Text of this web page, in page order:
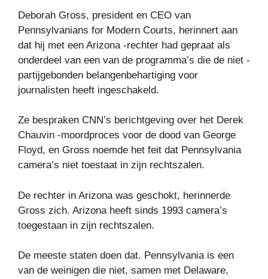
Deborah Gross, president en CEO van
Pennsylvanians for Modern Courts, herinnert aan
dat hij met een Arizona -rechter had gepraat als
onderdeel van een van de programma’s die de niet -
partijgebonden belangenbehartiging voor
journalisten heeft ingeschakeld.
Ze bespraken CNN’s berichtgeving over het Derek
Chauvin -moordproces voor de dood van George
Floyd, en Gross noemde het feit dat Pennsylvania
camera’s niet toestaat in zijn rechtszalen.
De rechter in Arizona was geschokt, herinnerde
Gross zich. Arizona heeft sinds 1993 camera’s
toegestaan ​​in zijn rechtszalen.
De meeste staten doen dat. Pennsylvania is een
van de weinigen die niet, samen met Delaware,